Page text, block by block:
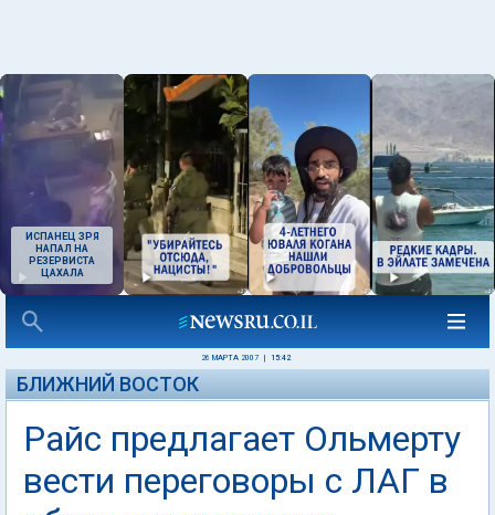
ИСПАНЕЦ ЗРЯ
НАПАЛ НА
РЕЗЕРВИСТА
ЦАХАЛА
26 МАРТА 2007 15:42
БЛИЖНИЙ ВОСТОК
Райс предлагает Ольмерту
вести переговоры с ЛАГ в